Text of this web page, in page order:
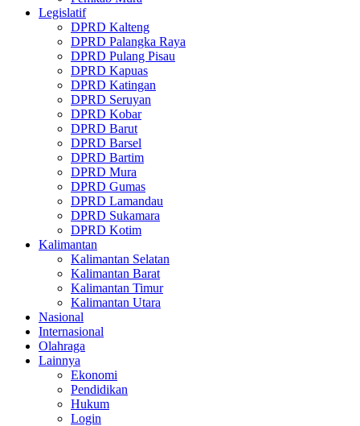
Legislatif
DPRD Kalteng
DPRD Palangka Raya
DPRD Pulang Pisau
DPRD Kapuas
DPRD Katingan
DPRD Seruyan
DPRD Kobar
DPRD Barut
DPRD Barsel
DPRD Bartim
DPRD Mura
DPRD Gumas
DPRD Lamandau
DPRD Sukamara
DPRD Kotim
Kalimantan
Kalimantan Selatan
Kalimantan Barat
Kalimantan Timur
Kalimantan Utara
Nasional
Internasional
Olahraga
Lainnya
Ekonomi
Pendidikan
Hukum
Login